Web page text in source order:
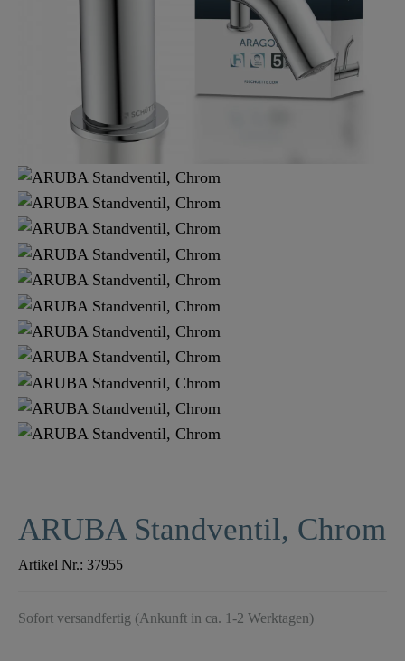
ARUBA Standventil, Chrom
Artikel Nr.: 37955
Sofort versandfertig (Ankunft in ca. 1-2 Werktagen)